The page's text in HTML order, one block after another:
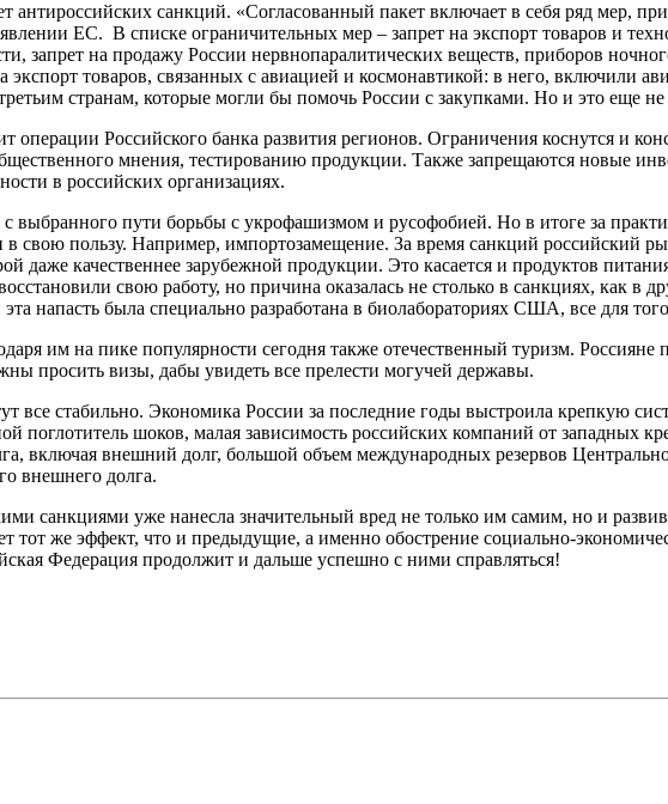
санкций. «Согласованный пакет включает в себя ряд мер,
ЕС. В списке ограничительных мер – запрет на экспорт товаров и
запрет на продажу России нервнопаралитических веществ, приборов
товаров, связанных с авиацией и космонавтикой: в него, включили
странам, которые могли бы помочь России с закупками. Но и это еще не
Российского банка развития регионов. Ограничения коснутся и
мнения, тестированию продукции. Также запрещаются новые
в российских организациях.
пути борьбы с укрофашизмом и русофобией. Но в итоге за
свою пользу. Например, импортозамещение. За время санкций российский
даже качественнее зарубежной продукции. Это касается и продуктов
свою работу, но причина оказалась не столько в санкциях, как в
напасть была специально разработана в биолабораториях США, все для
им на пике популярности сегодня также отечественный туризм. Россияне
просить визы, дабы увидеть все прелести могучей державы.
все стабильно. Экономика России за последние годы выстроила крепкую
поглотитель шоков, малая зависимость российских компаний от западных
включая внешний долг, большой объем международных резервов
внешнего долга.
санкциями уже нанесла значительный вред не только им самим, но и
же эффект, что и предыдущие, а именно обострение социально-
Федерация продолжит и дальше успешно с ними справляться!